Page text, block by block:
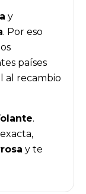
y
. Por eso
países
al recambio
.
y te